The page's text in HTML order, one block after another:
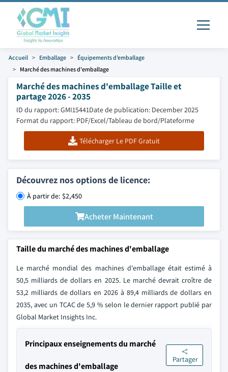
Accueil Emballage
Équipements d’emballage
Marché des machines d'emballage
Marché des machines d'emballage Taille et
partage 2026 - 2035
ID du rapport: GMI15441Date de publication: December 2025
Format du rapport: PDF/Excel/Tableau de bord/Plateforme
Télécharger Le PDF Gratuit
Découvrez nos options de licence:
À partir de: $2,450
Acheter Maintenant
Taille du marché des machines d'emballage
Le marché mondial des machines d'emballage était estimé à
50,5 milliards de dollars en 2025. Le marché devrait croître de
53,2 milliards de dollars en 2026 à 89,4 milliards de dollars en
2035, avec un TCAC de 5,9 % selon le dernier rapport publié par
Global Market Insights Inc.
Principaux enseignements du marché
des machines d'emballage
Partager